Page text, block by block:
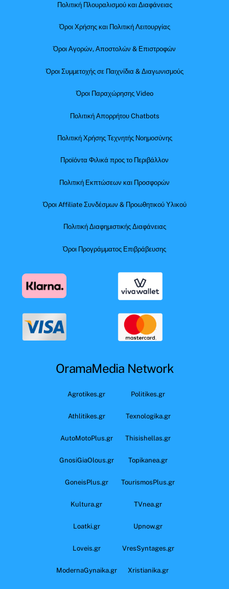
Πολιτική Πλουραλισμού και Διαφάνειας
Όροι Χρήσης και Πολιτική Λειτουργίας
Όροι Αγορών, Αποστολών & Επιστροφών
Όροι Συμμετοχής σε Παιχνίδια & Διαγωνισμούς
Όροι Παραχώρησης Video
Πολιτική Απορρήτου Chatbots
Πολιτική Χρήσης Τεχνητής Νοημοσύνης
Προϊόντα Φιλικά προς το Περιβάλλον
Πολιτική Εκπτώσεων και Προσφορών
Όροι Affiliate Συνδέσμων & Προωθητικού Υλικού
Πολιτική Διαφημιστικής Διαφάνειας
Όροι Προγράμματος Επιβράβευσης
OramaMedia Network
Agrotikes.gr Politikes.gr
Athlitikes.gr Texnologika.gr
AutoMotoPlus.gr Thisishellas.gr
GnosiGiaOlous.gr Topikanea.gr
GoneisPlus.gr TourismosPlus.gr
Kultura.gr TVnea.gr
Loatki.gr Upnow.gr
Loveis.gr VresSyntages.gr
ModernaGynaika.gr Xristianika.gr